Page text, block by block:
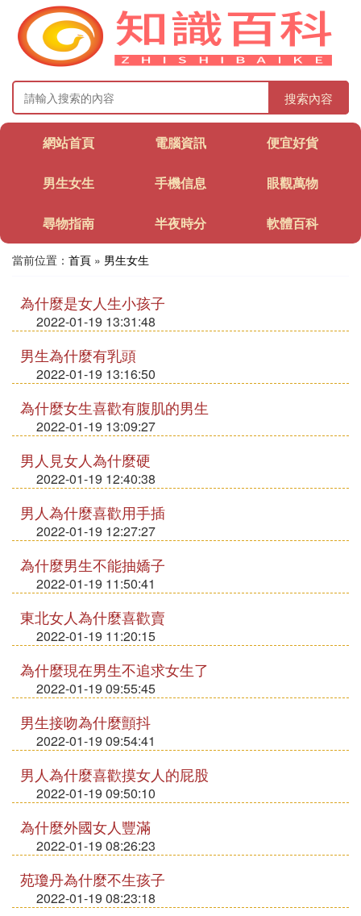
搜索內容
網站首頁 電腦資訊 便宜好貨
男生女生 手機信息 眼觀萬物
尋物指南 半夜時分 軟體百科
當前位置： 首頁 » 男生女生
為什麼是女人生小孩子
2022-01-19 13:31:48
男生為什麼有乳頭
2022-01-19 13:16:50
為什麼女生喜歡有腹肌的男生
2022-01-19 13:09:27
男人見女人為什麼硬
2022-01-19 12:40:38
男人為什麼喜歡用手插
2022-01-19 12:27:27
為什麼男生不能抽嬌子
2022-01-19 11:50:41
東北女人為什麼喜歡賣
2022-01-19 11:20:15
為什麼現在男生不追求女生了
2022-01-19 09:55:45
男生接吻為什麼顫抖
2022-01-19 09:54:41
男人為什麼喜歡摸女人的屁股
2022-01-19 09:50:10
為什麼外國女人豐滿
2022-01-19 08:26:23
苑瓊丹為什麼不生孩子
2022-01-19 08:23:18